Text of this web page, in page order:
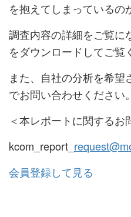
を抱えてしまっているの
調査内容の詳細をご覧に
をダウンロードしてご覧
また、自社の分析を希望
でお問い合わせください。
＜本レポートに関するお
kcom_report_
会員登録して見る